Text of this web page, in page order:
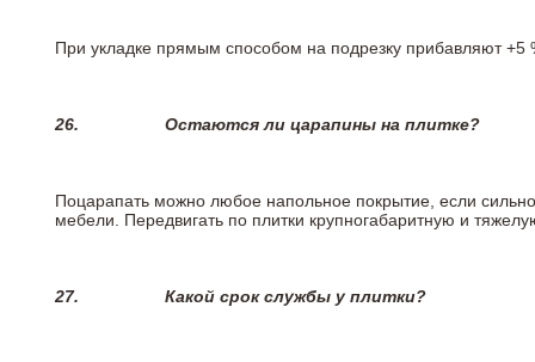
При укладке прямым способом на подрезку прибавляют +5
26. Остаются ли царапины на плитке?
Поцарапать можно любое напольное покрытие, если
мебели. Передвигать по плитки крупногабаритную и
27. Какой срок службы у плитки?